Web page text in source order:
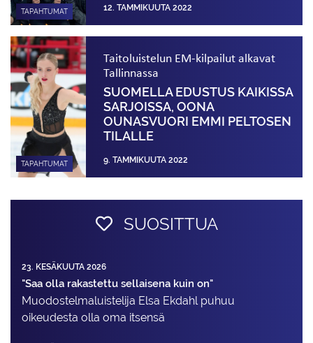
TAPAHTUMAT 12. TAMMIKUUTA 2022
TAPAHTUMAT
Taitoluistelun EM-kilpailut alkavat
Tallinnassa
SUOMELLA EDUSTUS KAIKISSA
SARJOISSA, OONA
OUNASVUORI EMMI PELTOSEN
TILALLE
9. TAMMIKUUTA 2022
SUOSITTUA
23. KESÄKUUTA 2026
"Saa olla rakastettu sellaisena kuin on"
Muodostelma­luistelija Elsa Ekdahl puhuu
oikeudesta olla oma itsensä